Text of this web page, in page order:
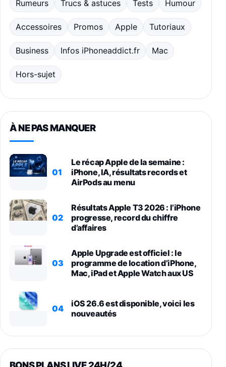
Rumeurs Trucs & astuces Tests Humour
Accessoires Promos Apple Tutoriaux
Business Infos iPhoneaddict.fr Mac
Hors-sujet
À NE PAS MANQUER
01
Le récap Apple de la semaine :
iPhone, IA, résultats records et
AirPods au menu
02
Résultats Apple T3 2026 : l’iPhone
progresse, record du chiffre
d’affaires
03
Apple Upgrade est officiel : le
programme de location d’iPhone,
Mac, iPad et Apple Watch aux US
04
iOS 26.6 est disponible, voici les
nouveautés